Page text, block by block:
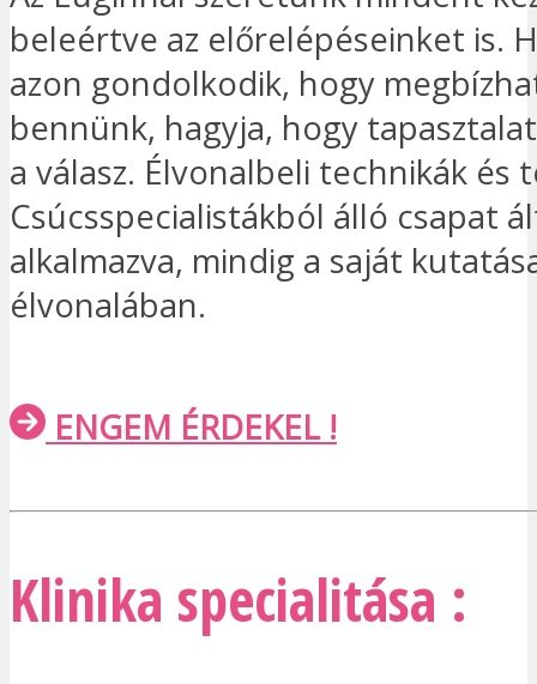
beleértve az előrelépéseinket is.
azon gondolkodik, hogy
bennünk, hagyja, hogy
a válasz. Élvonalbeli technikák és
Csúcsspecialistákból álló csapat
alkalmazva, mindig a saját
élvonalában.
ENGEM ÉRDEKEL !
Klinika specialitása :